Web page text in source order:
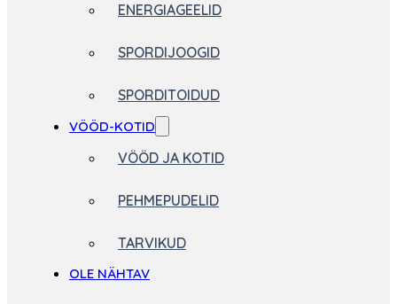
ENERGIAGEELID
SPORDIJOOGID
SPORDITOIDUD
VÖÖD-KOTID
VÖÖD JA KOTID
PEHMEPUDELID
TARVIKUD
OLE NÄHTAV